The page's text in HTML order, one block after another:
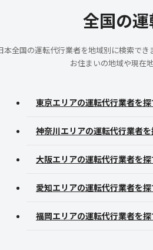
全国の
本全国の運転代行業者を地域別に検索で
お住まいの地域や現在
東京エリアの運転代行業者を
神奈川エリアの運転代行業者
大阪エリアの運転代行業者を
愛知エリアの運転代行業者を
福岡エリアの運転代行業者を